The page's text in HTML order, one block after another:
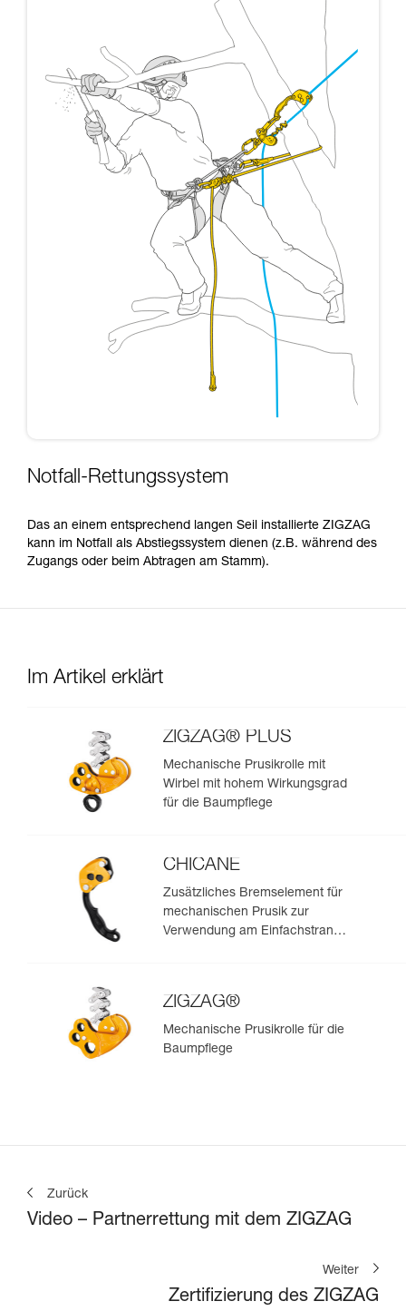
Notfall-Rettungssystem
Das an einem entsprechend langen Seil installierte ZIGZAG
kann im Notfall als Abstiegssystem dienen (z.B. während des
Zugangs oder beim Abtragen am Stamm).
Im Artikel erklärt
ZIGZAG® PLUS
Mechanische Prusikrolle mit
Wirbel mit hohem Wirkungsgrad
für die Baumpflege
CHICANE
Zusätzliches Bremselement für
mechanischen Prusik zur
Verwendung am Einfachstrang
ZIGZAG®
Mechanische Prusikrolle für die
Baumpflege
Zurück
Video – Partnerrettung mit dem ZIGZAG
Weiter
Zertifizierung des ZIGZAG